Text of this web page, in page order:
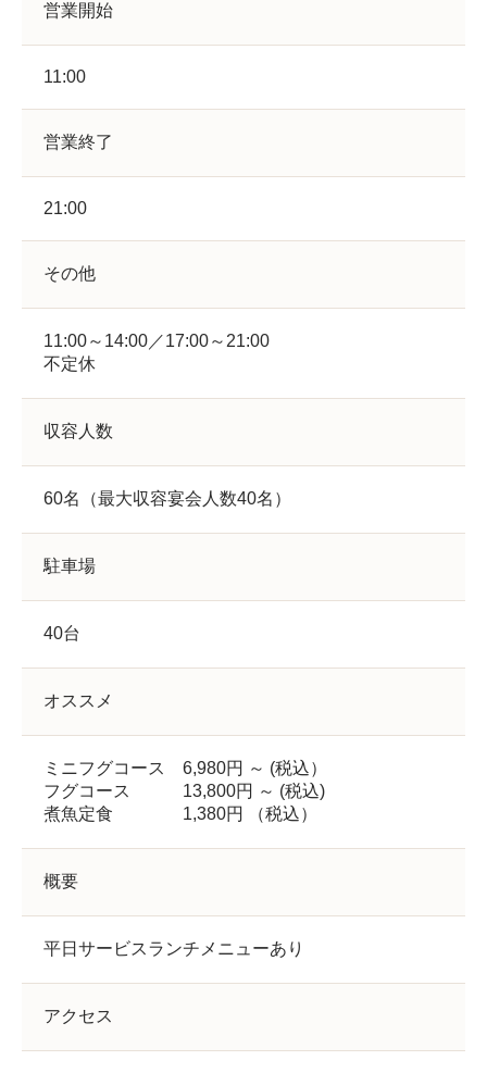
営業開始
11:00
営業終了
21:00
その他
11:00～14:00／17:00～21:00
不定休
収容人数
60名（最大収容宴会人数40名）
駐車場
40台
オススメ
ミニフグコース 6,980円 ～ (税込）
フグコース 13,800円 ～ (税込)
煮魚定食 1,380円 （税込）
概要
平日サービスランチメニューあり
アクセス